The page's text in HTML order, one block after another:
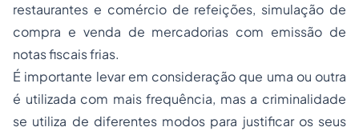
restaurantes e comércio de refeições, simulação de
compra e venda de mercadorias com emissão de
notas fiscais frias.
É importante levar em consideração que uma ou outra
é utilizada com mais frequência, mas a criminalidade
se utiliza de diferentes modos para justificar os seus